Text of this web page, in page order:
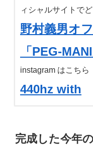
ィシャルサイトで
野村義男オ
「PEG-
instagram はこちら
440hz with
完成した今年